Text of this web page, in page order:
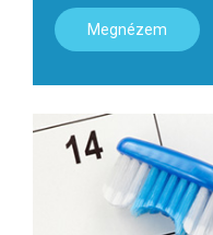
Megnézem